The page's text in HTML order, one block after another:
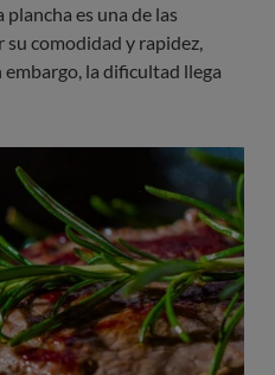
es una de las
comodidad y rapidez,
embargo, la dificultad llega